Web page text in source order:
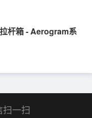
杆箱 - Aerogram系
一扫